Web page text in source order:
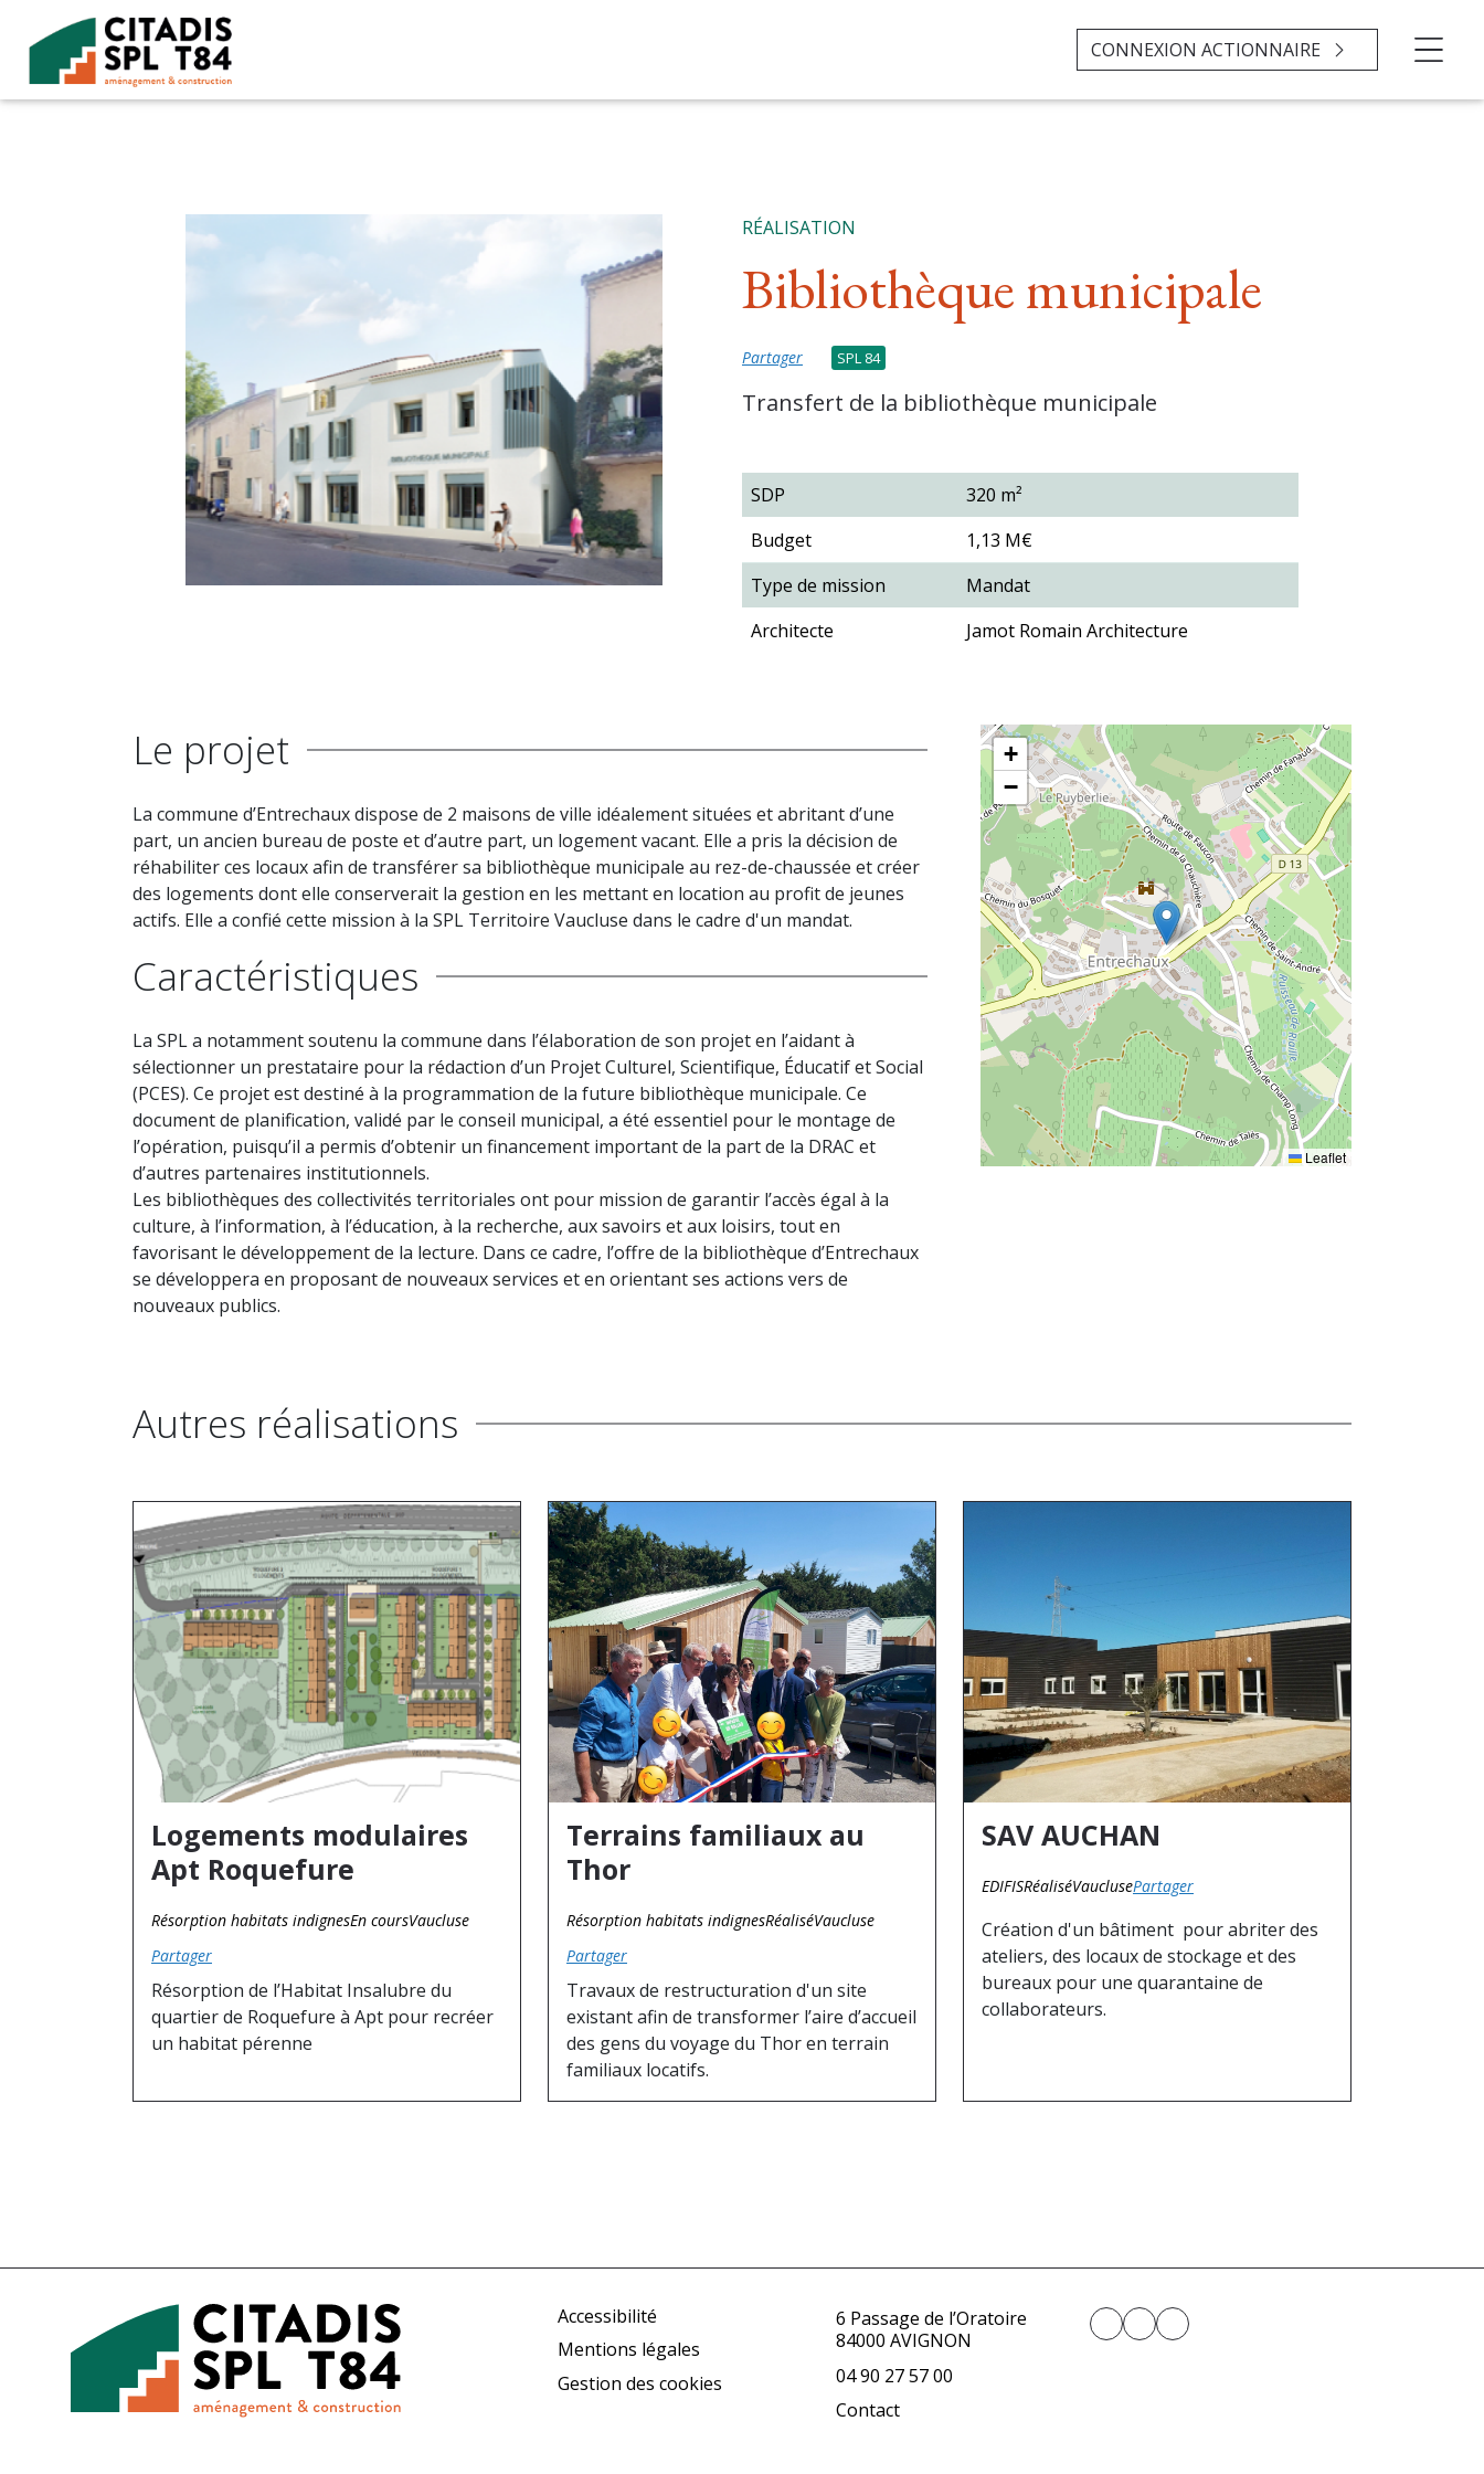
Accéder au contenu
CONNEXION ACTIONNAIRE
RÉALISATION
Bibliothèque municipale
Partager SPL 84
Transfert de la bibliothèque municipale
SDP
320 m²
Budget
1,13 M€
Type de mission
Mandat
Architecte
Jamot Romain Architecture
Le projet
La commune d’Entrechaux dispose de 2 maisons de ville idéalement situées et abritant d’une
part, un ancien bureau de poste et d’autre part, un logement vacant. Elle a pris la décision de
réhabiliter ces locaux afin de transférer sa bibliothèque municipale au rez-de-chaussée et créer
des logements dont elle conserverait la gestion en les mettant en location au profit de jeunes
actifs. Elle a confié cette mission à la SPL Territoire Vaucluse dans le cadre d'un mandat.
Caractéristiques
La SPL a notamment soutenu la commune dans l’élaboration de son projet en l’aidant à
sélectionner un prestataire pour la rédaction d’un Projet Culturel, Scientifique, Éducatif et Social
(PCES). Ce projet est destiné à la programmation de la future bibliothèque municipale. Ce
document de planification, validé par le conseil municipal, a été essentiel pour le montage de
l’opération, puisqu’il a permis d’obtenir un financement important de la part de la DRAC et
d’autres partenaires institutionnels.
Les bibliothèques des collectivités territoriales ont pour mission de garantir l’accès égal à la
culture, à l’information, à l’éducation, à la recherche, aux savoirs et aux loisirs, tout en
favorisant le développement de la lecture. Dans ce cadre, l’offre de la bibliothèque d’Entrechaux
se développera en proposant de nouveaux services et en orientant ses actions vers de
nouveaux publics.
+
−
Leaflet
Autres réalisations
Logements modulaires
Apt Roquefure
Résorption habitats indignesEn coursVaucluse
Partager
Résorption de l’Habitat Insalubre du
quartier de Roquefure à Apt pour recréer
un habitat pérenne
Terrains familiaux au
Thor
Résorption habitats indignesRéaliséVaucluse
Partager
Travaux de restructuration d'un site
existant afin de transformer l’aire d’accueil
des gens du voyage du Thor en terrain
familiaux locatifs.
SAV AUCHAN
EDIFISRéaliséVauclusePartager
Création d'un bâtiment pour abriter des
ateliers, des locaux de stockage et des
bureaux pour une quarantaine de
collaborateurs.
Accessibilité
Mentions légales
Gestion des cookies
6 Passage de l’Oratoire
84000 AVIGNON
04 90 27 57 00
Contact